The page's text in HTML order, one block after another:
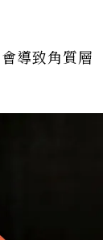
導致角質層